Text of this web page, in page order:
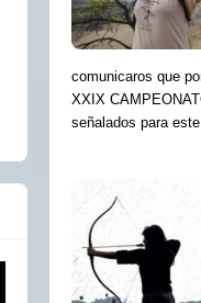
comunicaros que
XXIX
señalados para